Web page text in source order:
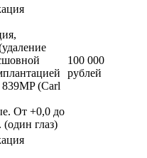
(Carl
От +0,0 до
глаз)
100 000
рублей